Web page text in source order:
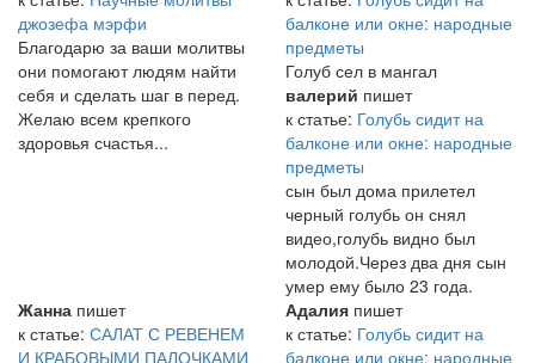
джозефа мэрфи
Благодарю за ваши молитвы
они помогают людям найти
себя и сделать шаг в перед.
Желаю всем крепкого
здоровья счастья...
балконе или окне: народные
предметы
Голуб сел в мангал
валерий пишет
к статье: Голубь сидит на
балконе или окне: народные
предметы
сын был дома прилетел
черный голубь он снял
видео,голубь видно был
молодой.Через два дня сын
умер ему было 23 года.
Жанна пишет
к статье: САЛАТ С РЕВЕНЕМ
И КРАБОВЫМИ ПАЛОЧКАМИ
Адалия пишет
к статье: Голубь сидит на
балконе или окне: народные